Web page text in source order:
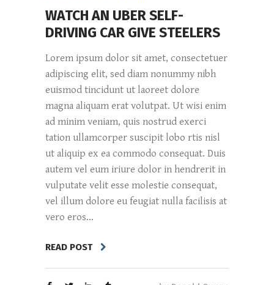
WATCH AN UBER SELF-
DRIVING CAR GIVE STEELERS
Lorem ipsum dolor sit amet, consectetuer
adipiscing elit, sed diam nonummy nibh
euismod tincidunt ut laoreet dolore
magna aliquam erat volutpat. Ut wisi enim
ad minim veniam, quis nostrud exerci
tation ullamcorper suscipit lobo rtis nisl
ut aliquip ex ea commodo consequat. Duis
autem vel eum iriure dolor in hendrerit in
vulputate velit esse molestie consequat,
vel illum dolore eu feugiat nulla facilisis at
vero eros...
READ POST